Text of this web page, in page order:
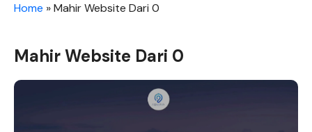
Home »Mahir Website Dari 0
Mahir Website Dari 0